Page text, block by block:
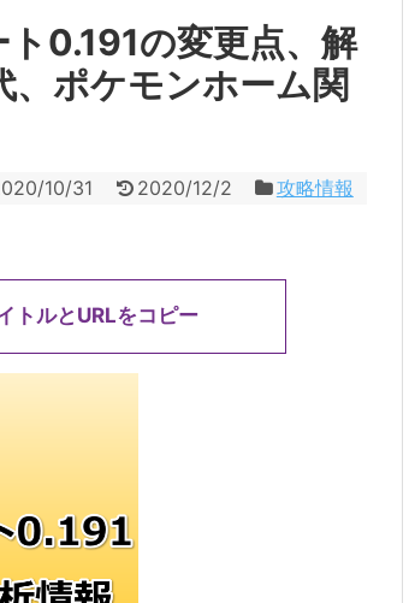
ト0.191の変更点、解
、ポケモンホーム関
10/31 2020/12/2 攻略情報
トルとURLをコピー